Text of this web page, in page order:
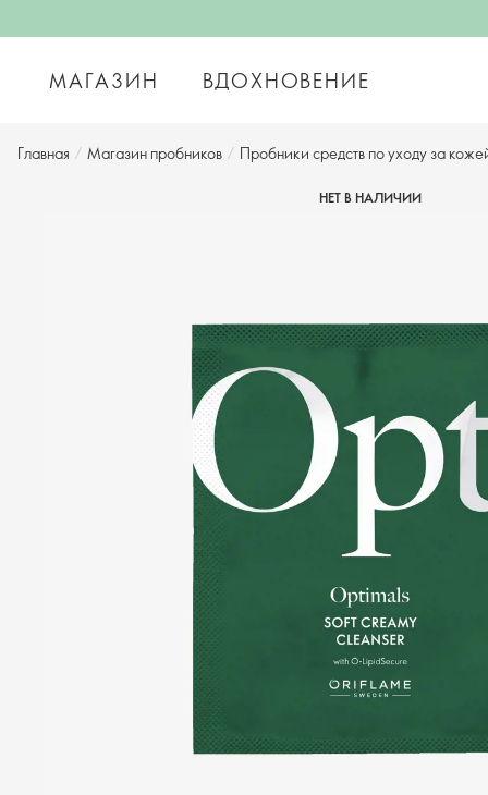
МАГАЗИН ВДОХНОВЕНИЕ
Главная / Магазин пробников / Пробники средств по уходу за
НЕТ В НАЛИЧИИ